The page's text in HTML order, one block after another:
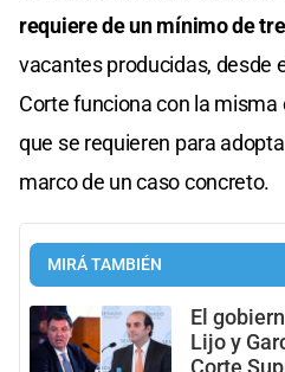
requiere de un mínimo de
vacantes producidas, desde
Corte funciona con la
que se requieren para
marco de un caso concreto.
MIRÁ TAMBIÉN
El
Lijo y
Corte